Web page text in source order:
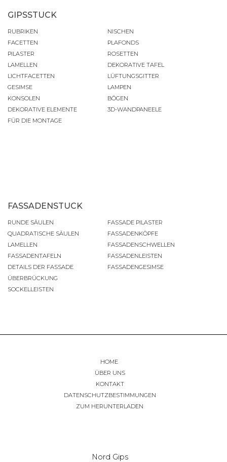
GIPSSTUCK
RUBRIKEN
FACETTEN
PILASTER
LAMELLEN
LICHTFACETTEN
GESIMSE
KONSOLEN
DEKORATIVE ELEMENTE
FÜR DIE MONTAGE
NISCHEN
PLAFONDS
ROSETTEN
DEKORATIVE TAFEL
LÜFTUNGSGITTER
LAMPEN
BÖGEN
3D-WANDPANEELE
FASSADENSTUCK
RUNDE SÄULEN
QUADRATISCHE SÄULEN
LAMELLEN
FASSADENTAFELN
DETAILS DER FASSADE
ÜBERBRÜCKUNG
SOCKELLEISTEN
FASSADE PILASTER
FASSADENKÖPFE
FASSADENSCHWELLEN
FASSADENLEISTEN
FASSADENGESIMSE
HOME
ÜBER UNS
KONTAKT
DATENSCHUTZBESTIMMUNGEN
ZUM HERUNTERLADEN
Nord Gips